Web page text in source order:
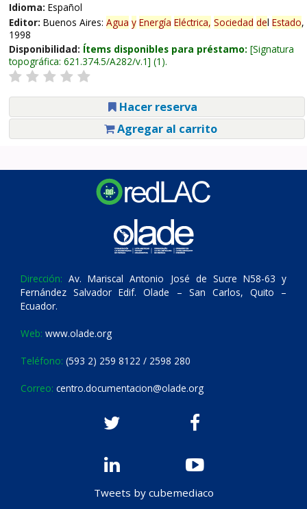
Idioma: Español
Editor: Buenos Aires: Agua y Energía Eléctrica, Sociedad del Estado,
1998
Disponibilidad: Ítems disponibles para préstamo: Signatura
topográfica: 621.374.5/A282/v.1 (1).
Hacer reserva
Agregar al carrito
Dirección: Av. Mariscal Antonio José de Sucre N58-63 y
Fernández Salvador Edif. Olade – San Carlos, Quito –
Ecuador.
Web: www.olade.org
Teléfono: (593 2) 259 8122 / 2598 280
Correo: centro.documentacion@olade.org
Tweets by cubemediaco